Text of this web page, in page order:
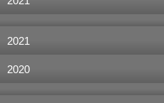
2021
2020